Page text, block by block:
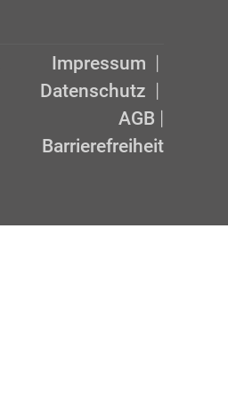
Impressum |
Datenschutz |
AGB |
Barrierefreiheit